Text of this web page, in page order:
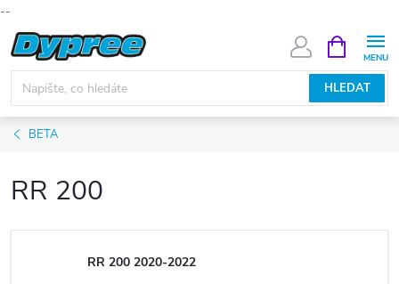
--
Přejít
na
obsah
HLEDAT
NÁKUPNÍ
KOŠÍK
BETA
RR 200
RR 200 2020-2022